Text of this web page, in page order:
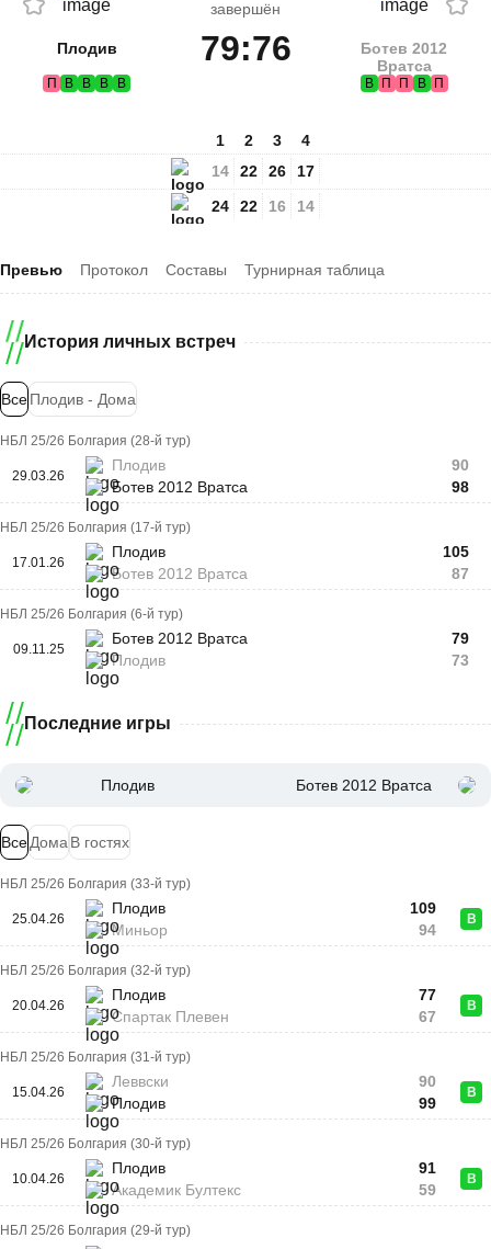
Плодив
П В В В В
завершён
79:76
Ботев 2012
Вратса
В П П В П
1
14
24
2
22
22
3
26
16
4
17
14
Превью Протокол Составы Турнирная таблица
История личных встреч
ВсеПлодив - Дома
НБЛ 25/26 Болгария (28-й тур)
29.03.26
Плодив
Ботев 2012 Вратса
90
98
НБЛ 25/26 Болгария (17-й тур)
17.01.26
Плодив
Ботев 2012 Вратса
105
87
НБЛ 25/26 Болгария (6-й тур)
09.11.25
Ботев 2012 Вратса
Плодив
79
73
Последние игры
Плодив Ботев 2012 Вратса
ВсеДома В гостях
НБЛ 25/26 Болгария (33-й тур)
25.04.26
Плодив
Миньор
109
94
В
НБЛ 25/26 Болгария (32-й тур)
20.04.26
Плодив
Спартак Плевен
77
67
В
НБЛ 25/26 Болгария (31-й тур)
15.04.26
Леввски
Плодив
90
99
В
НБЛ 25/26 Болгария (30-й тур)
10.04.26
Плодив
Академик Бултекс
91
59
В
НБЛ 25/26 Болгария (29-й тур)